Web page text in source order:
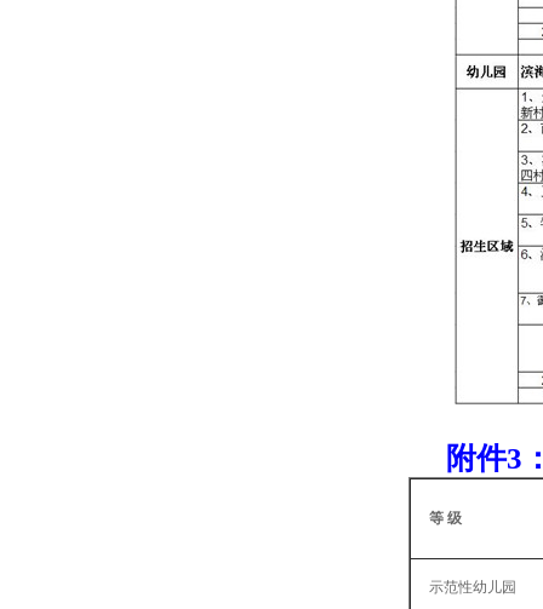
附件3
等 级
示范性幼儿园